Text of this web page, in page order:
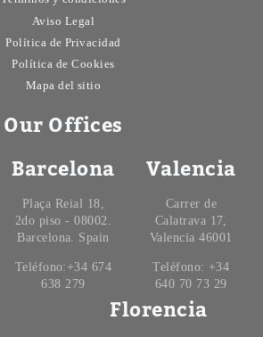
Aviso Legal
Política de Privacidad
Política de Cookies
Mapa del sitio
Our Offices
Barcelona
Plaça Reial 18,
2do piso - 08002.
Barcelona. Spain
Teléfono:+34 674
638 279
Valencia
Carrer de
Calatrava 17,
Valencia 46001
Teléfono: +34
640 70 73 29
Florencia